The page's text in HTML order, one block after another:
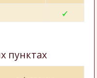
пунктах